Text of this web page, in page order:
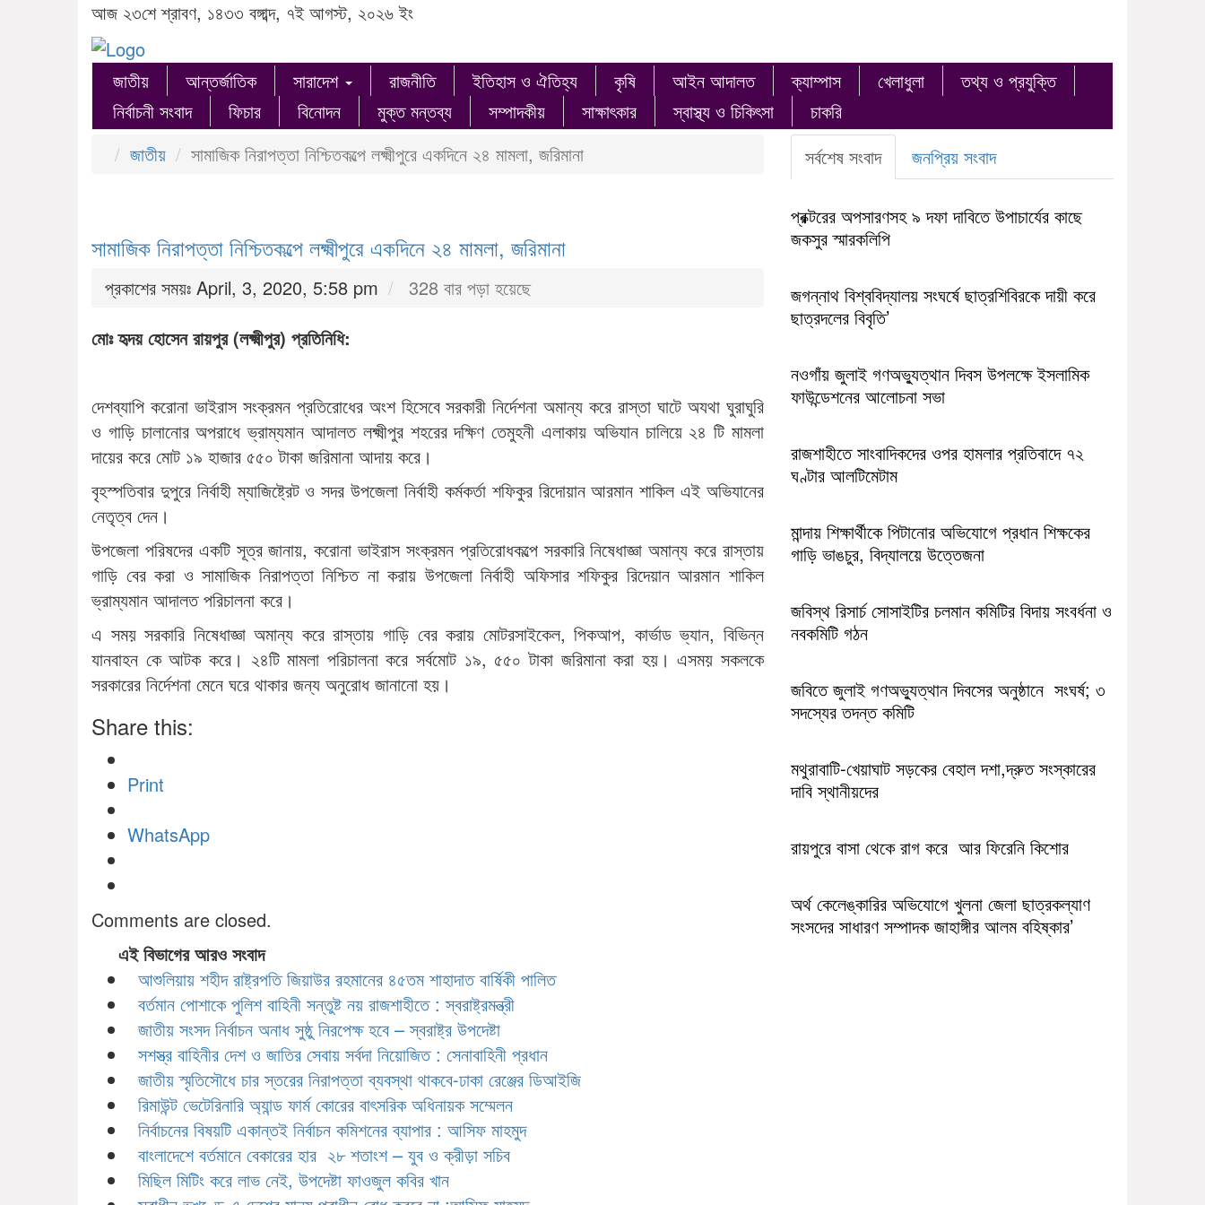
আজ ২৩শে শ্রাবণ, ১৪৩৩ বঙ্গাব্দ, ৭ই আগস্ট, ২০২৬ ইং
জাতীয় আন্তর্জাতিক সারাদেশ রাজনীতি ইতিহাস ও ঐতিহ্য কৃষি আইন আদালত ক্যাম্পাস খেলাধুলা
তথ্য ও প্রযুক্তি
নির্বাচনী সংবাদ
ফিচার বিনোদন মুক্ত মন্তব্য সম্পাদকীয় সাক্ষাৎকার স্বাস্থ্য ও চিকিৎসা
চাকরি
জাতীয়
সামাজিক নিরাপত্তা নিশ্চিতকল্পে লক্ষ্মীপুরে একদিনে ২৪ মামলা, জরিমানা
সামাজিক নিরাপত্তা নিশ্চিতকল্পে লক্ষ্মীপুরে একদিনে ২৪ মামলা, জরিমানা
প্রকাশের সময়ঃ April, 3, 2020, 5:58 pm
328 বার পড়া হয়েছে
মোঃ হৃদয় হোসেন রায়পুর (লক্ষ্মীপুর) প্রতিনিধি:
দেশব্যাপি করোনা ভাইরাস সংক্রমন প্রতিরোধের অংশ হিসেবে সরকারী নির্দেশনা অমান্য করে রাস্তা ঘাটে অযথা ঘুরাঘুরি
ও গাড়ি চালানোর অপরাধে ভ্রাম্যমান আদালত লক্ষ্মীপুর শহরের দক্ষিণ তেমুহনী এলাকায় অভিযান চালিয়ে ২৪ টি মামলা
দায়ের করে মোট ১৯ হাজার ৫৫০ টাকা জরিমানা আদায় করে।
বৃহস্পতিবার দুপুরে নির্বাহী ম্যাজিষ্ট্রেট ও সদর উপজেলা নির্বাহী কর্মকর্তা শফিকুর রিদোয়ান আরমান শাকিল এই অভিযানের
নেতৃত্ব দেন।
উপজেলা পরিষদের একটি সূত্র জানায়, করোনা ভাইরাস সংক্রমন প্রতিরোধকল্পে সরকারি নিষেধাজ্ঞা অমান্য করে রাস্তায়
গাড়ি বের করা ও সামাজিক নিরাপত্তা নিশ্চিত না করায় উপজেলা নির্বাহী অফিসার শফিকুর রিদেয়ান আরমান শাকিল
ভ্রাম্যমান আদালত পরিচালনা করে।
এ সময় সরকারি নিষেধাজ্ঞা অমান্য করে রাস্তায় গাড়ি বের করায় মোটরসাইকেল, পিকআপ, কার্ভাড ভ্যান, বিভিন্ন
যানবাহন কে আটক করে। ২৪টি মামলা পরিচালনা করে সর্বমোট ১৯, ৫৫০ টাকা জরিমানা করা হয়। এসময় সকলকে
সরকারের নির্দেশনা মেনে ঘরে থাকার জন্য অনুরোধ জানানো হয়।
Share this:
Print
WhatsApp
Comments are closed.
এই বিভাগের আরও সংবাদ
আশুলিয়ায় শহীদ রাষ্ট্রপতি জিয়াউর রহমানের ৪৫তম শাহাদাত বার্ষিকী পালিত
বর্তমান পোশাকে পুলিশ বাহিনী সন্তুষ্ট নয় রাজশাহীতে : স্বরাষ্ট্রমন্ত্রী
জাতীয় সংসদ নির্বাচন অনাধ সুষ্ঠু নিরপেক্ষ হবে – স্বরাষ্ট্র উপদেষ্টা
সশস্ত্র বাহিনীর দেশ ও জাতির সেবায় সর্বদা নিয়োজিত : সেনাবাহিনী প্রধান
জাতীয় স্মৃতিসৌধে চার স্তরের নিরাপত্তা ব্যবস্থা থাকবে-ঢাকা রেঞ্জের ডিআইজি
রিমাউন্ট ভেটেরিনারি অ্যান্ড ফার্ম কোরের বাৎসরিক অধিনায়ক সম্মেলন
নির্বাচনের বিষয়টি একান্তই নির্বাচন কমিশনের ব্যাপার : আসিফ মাহমুদ
বাংলাদেশে বর্তমানে বেকারের হার ২৮ শতাংশ – যুব ও ক্রীড়া সচিব
মিছিল মিটিং করে লাভ নেই, উপদেষ্টা ফাওজুল কবির খান
সর্বশেষ সংবাদ জনপ্রিয় সংবাদ
প্রক্টরের অপসারণসহ ৯ দফা দাবিতে উপাচার্যের কাছে
জকসুর স্মারকলিপি
জগন্নাথ বিশ্ববিদ্যালয় সংঘর্ষে ছাত্রশিবিরকে দায়ী করে
ছাত্রদলের বিবৃতি’
নওগাঁয় জুলাই গণঅভ্যুত্থান দিবস উপলক্ষে ইসলামিক
ফাউন্ডেশনের আলোচনা সভা
রাজশাহীতে সাংবাদিকদের ওপর হামলার প্রতিবাদে ৭২
ঘণ্টার আলটিমেটাম
মান্দায় শিক্ষার্থীকে পিটানোর অভিযোগে প্রধান শিক্ষকের
গাড়ি ভাঙচুর, বিদ্যালয়ে উত্তেজনা
জবিস্থ রিসার্চ সোসাইটির চলমান কমিটির বিদায় সংবর্ধনা ও
নবকমিটি গঠন
জবিতে জুলাই গণঅভ্যুত্থান দিবসের অনুষ্ঠানে সংঘর্ষ; ৩
সদস্যের তদন্ত কমিটি
মথুরাবাটি-খেয়াঘাট সড়কের বেহাল দশা,দ্রুত সংস্কারের
দাবি স্থানীয়দের
রায়পুরে বাসা থেকে রাগ করে আর ফিরেনি কিশোর
অর্থ কেলেঙ্কারির অভিযোগে খুলনা জেলা ছাত্রকল্যাণ
সংসদের সাধারণ সম্পাদক জাহাঙ্গীর আলম বহিষ্কার’